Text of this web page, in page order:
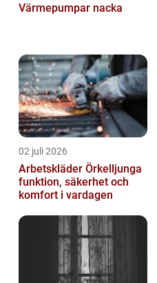
Värmepumpar nacka
02 juli 2026
Arbetskläder Örkelljunga
funktion, säkerhet och
komfort i vardagen